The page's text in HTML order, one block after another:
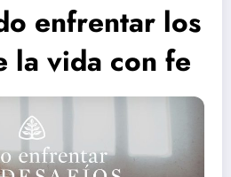
enfrentar los
la vida con fe